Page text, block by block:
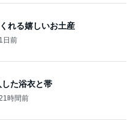
れる嬉しいお土産
1日前
た浴衣と帯
時間前